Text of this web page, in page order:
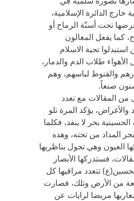
خارج الدائرة الإسلامية،
تحت أسنّة الرماح أو
كما يفعل المغالون
تحية الاسلام
الأهواء طلاب الدم والدمار،
والقنوط لباسهم، وهم
صنعاً.
من المقالات مع تعدد
والأغراض، يؤكد المرة تلو
بحر لا ينفد، فكلما
المداد من تحته، وهذه
العيون وهي تجول بناظريها
فستدركها الأبصار
تتعدد مراقيها كل
من الأرض وتلك، فصارت
مربضا لرايات عن